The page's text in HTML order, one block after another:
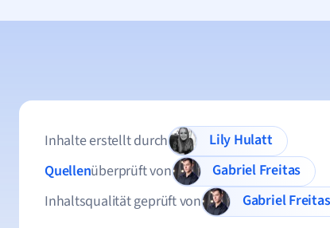
Inhalte erstellt durch
Lily Hulatt
Quellenüberprüft von
Gabriel Freitas
Inhaltsqualität geprüft von
Gabriel Freitas